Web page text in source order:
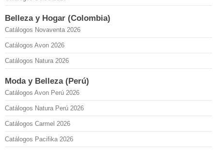
Belleza y Hogar (Colombia)
Catálogos Novaventa 2026
Catálogos Avon 2026
Catálogos Natura 2026
Moda y Belleza (Perú)
Catálogos Avon Perú 2026
Catálogos Natura Perú 2026
Catálogos Carmel 2026
Catálogos Pacifika 2026